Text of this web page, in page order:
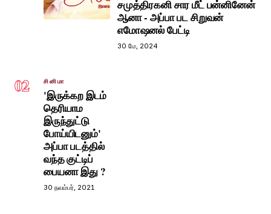
சமுத்திரகனி சார மீட் பன்னினேன்
ஆனா - அப்பா பட சிறுவன்
எமோஷனல் பேட்டி
30 மே, 2024
02 சினிமா
'இருக்கற இடம்
தெரியாம
இருந்துட்டு
போய்யிடனும்'
அப்பா படத்தில்
வந்த குட்டிப்
பையனா இது ?
30 நவம்பர், 2021